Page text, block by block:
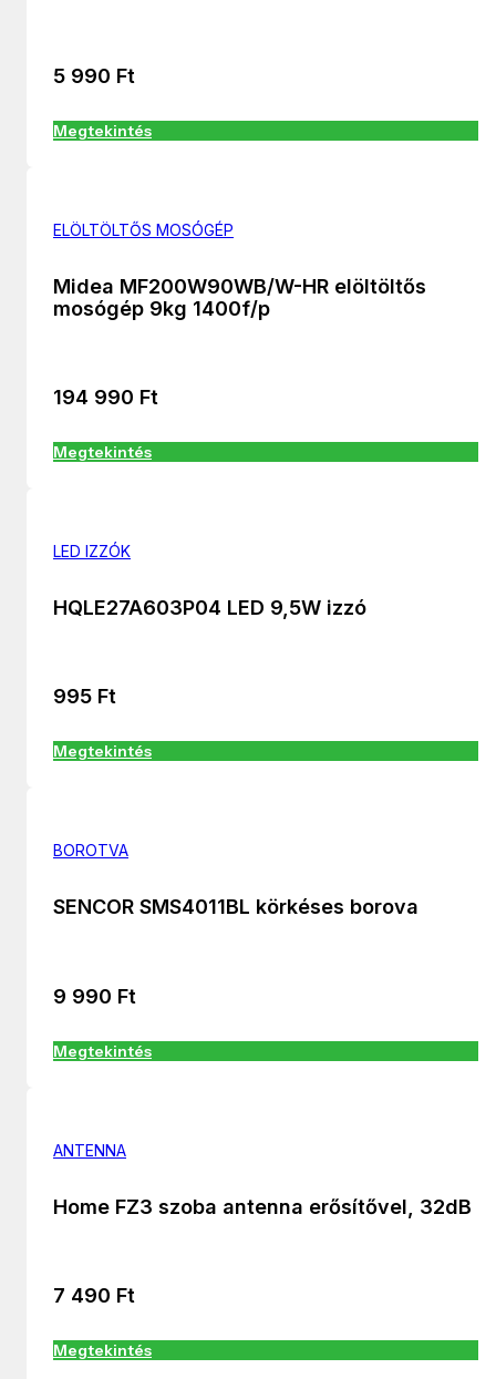
5 990 Ft
Megtekintés
ELÖLTÖLTŐS MOSÓGÉP
Midea MF200W90WB/W-HR elöltöltős
mosógép 9kg 1400f/p
194 990 Ft
Megtekintés
LED IZZÓK
HQLE27A603P04 LED 9,5W izzó
995 Ft
Megtekintés
BOROTVA
SENCOR SMS4011BL körkéses borova
9 990 Ft
Megtekintés
ANTENNA
Home FZ3 szoba antenna erősítővel, 32dB
7 490 Ft
Megtekintés